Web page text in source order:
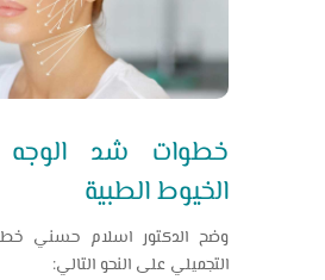
خطوات شد الوجه
الخيوط الطبية
وضح الدكتور اسلام حسني
التجميلي على النحو التالي: